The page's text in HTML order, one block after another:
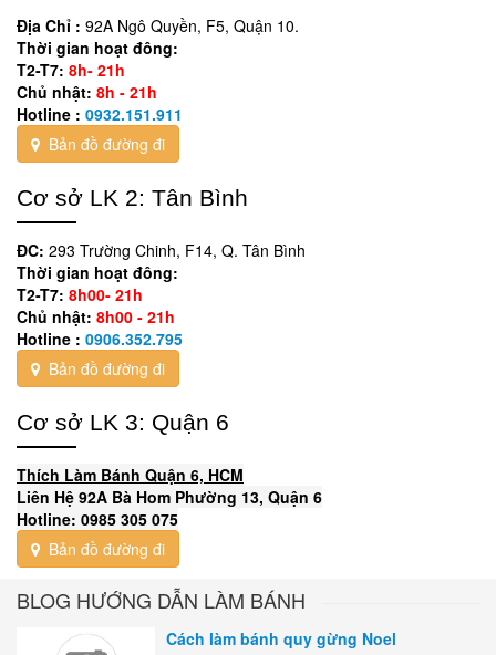
Địa Chỉ : 92A Ngô Quyền, F5, Quận 10.
Thời gian hoạt đông:
T2-T7: 8h- 21h
Chủ nhật: 8h - 21h
Hotline : 0932.151.911
Bản đồ đường đi
Cơ sở LK 2: Tân Bình
ĐC: 293 Trường Chinh, F14, Q. Tân Bình
Thời gian hoạt đông:
T2-T7: 8h00- 21h
Chủ nhật: 8h00 - 21h
Hotline : 0906.352.795
Bản đồ đường đi
Cơ sở LK 3: Quận 6
Thích Làm Bánh Quận 6, HCM
Liên Hệ 92A Bà Hom Phường 13, Quận 6
Hotline: 0985 305 075
Bản đồ đường đi
BLOG HƯỚNG DẪN LÀM BÁNH
Cách làm bánh quy gừng Noel